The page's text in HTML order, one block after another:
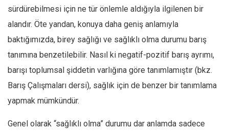
sürdürebilmesi için ne tür önlemle aldığıyla ilgilenen bir
alandır. Öte yandan, konuya daha geniş anlamıyla
baktığımızda, birey sağlığı ve sağlıklı olma durumu barış
tanımına benzetilebilir. Nasıl ki negatif-pozitif barış ayrımı,
barışı toplumsal şiddetin varlığına göre tanımlamıştır (bkz.
Barış Çalışmaları dersi), sağlık için de benzer bir tanımlama
yapmak mümkündür.
Genel olarak “sağlıklı olma” durumu dar anlamda sadece